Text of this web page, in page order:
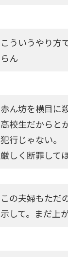
こういうやり方
らん
赤ん坊を横目に
高校生だからと
犯行じゃない。
厳しく断罪して
この夫婦もただ
示して。まだ上